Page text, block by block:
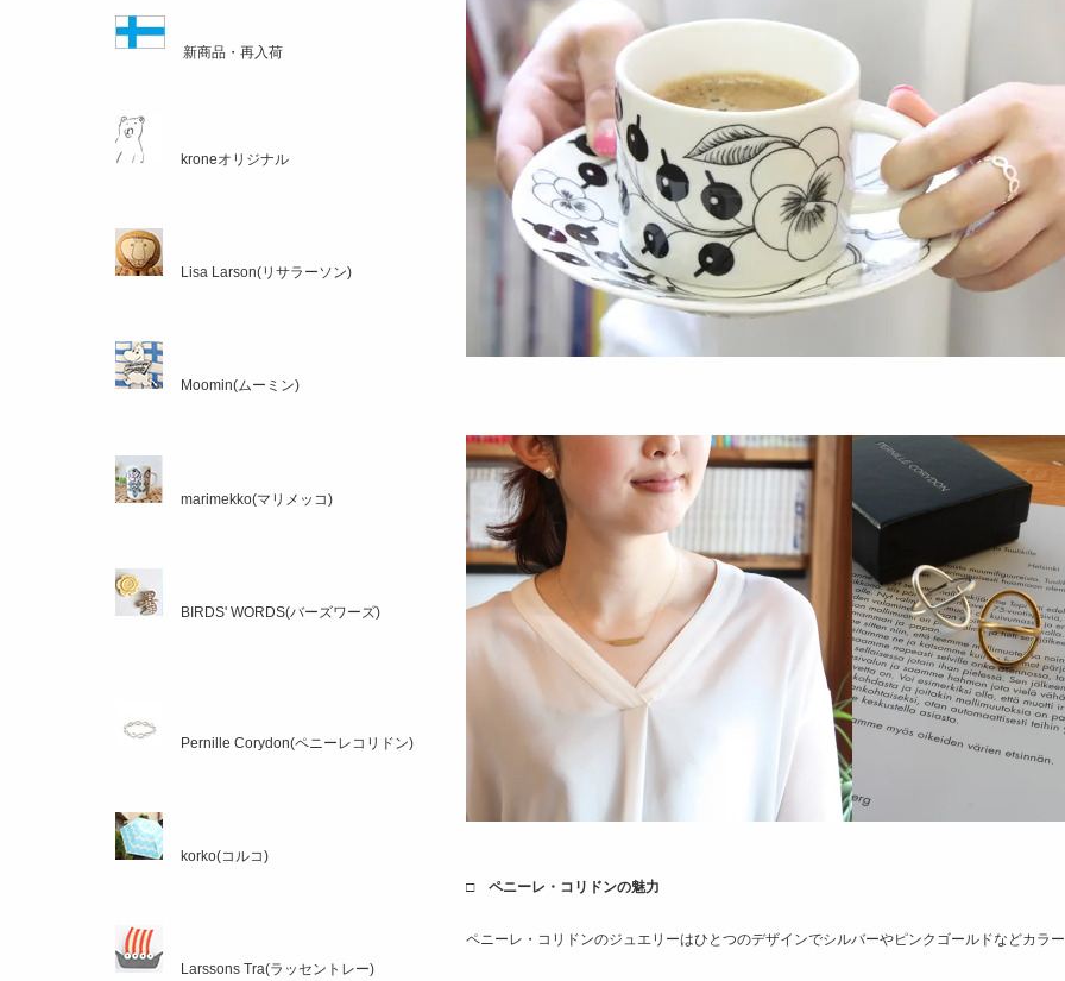
□ ペニーレ・コリドンの魅力
ペニーレ・コリドンのジュエリーはひとつのデザインでシルバーやピンクゴールドなどカラ
新商品・再入荷
kroneオリジナル
Lisa Larson(リサラーソン)
Moomin(ムーミン)
marimekko(マリメッコ)
BIRDS' WORDS(バーズワーズ)
Pernille Corydon(ペニーレコリドン)
korko(コルコ)
Larssons Tra(ラッセントレー)